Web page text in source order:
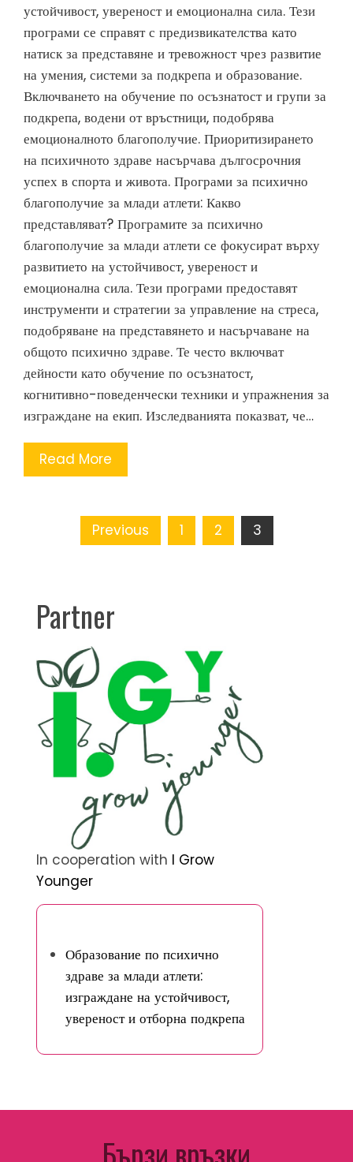
устойчивост, увереност и емоционална сила. Тези
програми се справят с предизвикателства като
натиск за представяне и тревожност чрез развитие
на умения, системи за подкрепа и образование.
Включването на обучение по осъзнатост и групи за
подкрепа, водени от връстници, подобрява
емоционалното благополучие. Приоритизирането
на психичното здраве насърчава дългосрочния
успех в спорта и живота. Програми за психично
благополучие за млади атлети: Какво
представляват? Програмите за психично
благополучие за млади атлети се фокусират върху
развитието на устойчивост, увереност и
емоционална сила. Тези програми предоставят
инструменти и стратегии за управление на стреса,
подобряване на представянето и насърчаване на
общото психично здраве. Те често включват
дейности като обучение по осъзнатост,
когнитивно-поведенчески техники и упражнения за
изграждане на екип. Изследванията показват, че…
Read More
Previous 1 2 3
Partner
In cooperation with I Grow
Younger
Образование по психично
здраве за млади атлети:
изграждане на устойчивост,
увереност и отборна подкрепа